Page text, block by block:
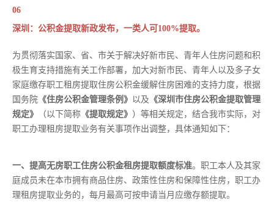
06
深圳：公积金提取新政发布，一类人可100%提取。
为贯彻落实国家、省、市关于解决好新市民、青年人住房问题和积
极生育支持措施有关工作部署，加大对新市民、青年人以及多子女
家庭缴存职工租房提取住房公积金缓解住房困难的支持力度，根据
国务院 《住房公积金管理条例》 以及 《深圳市住房公积金提取管理
规定》
（以下简称 《提取规定》 ）等相关规定，结合我市实际，对
职工办理租房提取业务有关事项作出调整，具体通知如下：
一、提高无房职工住房公积金租房提取额度标准。职工本人及其家
庭成员未在本市拥有商品住房、政策性住房和保障性住房，职工办
理租房提取业务的，每月最高可按申请当月应缴存额提取。